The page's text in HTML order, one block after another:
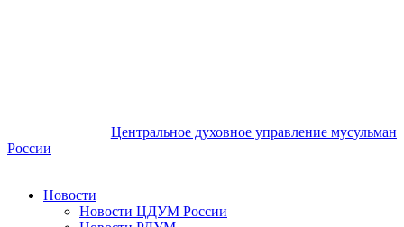
Центральное духовное управление мусульман
России
Новости
Новости ЦДУМ России